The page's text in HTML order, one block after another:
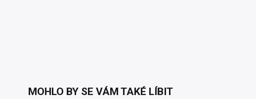
MOHLO BY SE VÁM TAKÉ LÍBIT